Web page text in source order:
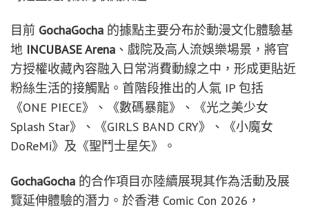
目前 GochaGocha 的據點主要分布於動漫文化體驗基
地 INCUBASE Arena 、戲院及高人流娛樂場景，將官
方授權收藏內容融入日常消費動線之中，形成更貼近
粉絲生活的接觸點。首階段推出的人氣 IP 包括
《ONE PIECE》、《數碼暴龍》、《光之美少女
Splash Star》、《GIRLS BAND CRY》、《小魔女
DoReMi》及《聖鬥士星矢》。
GochaGocha 的合作項目亦陸續展現其作為活動及展
覽延伸體驗的潛力。於香港 Comic Con 2026，